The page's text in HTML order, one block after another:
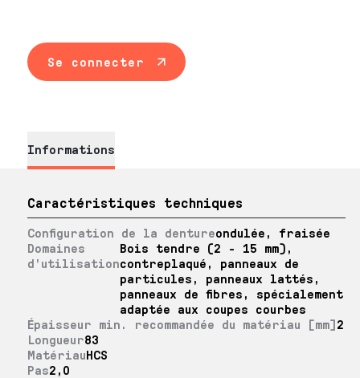
Se connecter
Informations
Caractéristiques techniques
Configuration de la dentureondulée, fraisée
Domaines
d’utilisation
Bois tendre (2 - 15 mm),
contreplaqué, panneaux de
particules, panneaux lattés,
panneaux de fibres, spécialement
adaptée aux coupes courbes
Épaisseur min. recommandée du matériau [mm]2
Longueur83
MatériauHCS
Pas2,0